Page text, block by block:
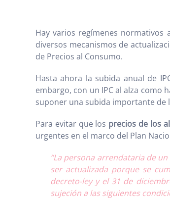
Hay varios regímenes
diversos mecanismos de
de Precios al Consumo.
Hasta ahora la subida anual de
embargo, con un IPC al alza como
suponer una subida importante de
Para evitar que los precios de los
urgentes en el marco del Plan
“La persona arrendataria de
ser actualizada porque se
decreto-ley y el 31 de
sujeción a las siguientes